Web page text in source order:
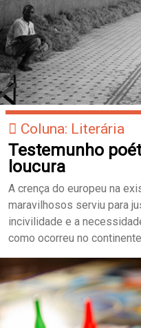
Coluna: Literária
Testemunho
loucura
A crença do europeu na
maravilhosos serviu para
incivilidade e a
como ocorreu no